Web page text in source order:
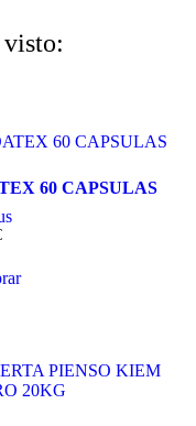
60 CAPSULAS